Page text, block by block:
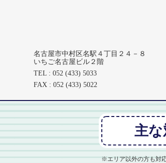
名古屋市中村区名駅４丁目２４－８
いちご名古屋ビル２階
TEL : 052 (433) 5033
FAX : 052 (433) 5022
主
※エリア以外の方も対